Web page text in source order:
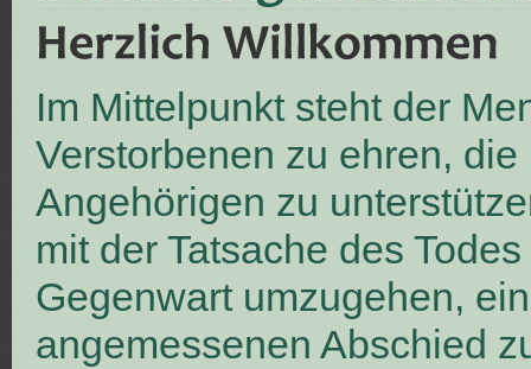
Im Mittelpunkt steht der
Verstorbenen zu ehren, die
Angehörigen zu
mit der Tatsache des
Gegenwart umzugehen,
angemessenen Abschied